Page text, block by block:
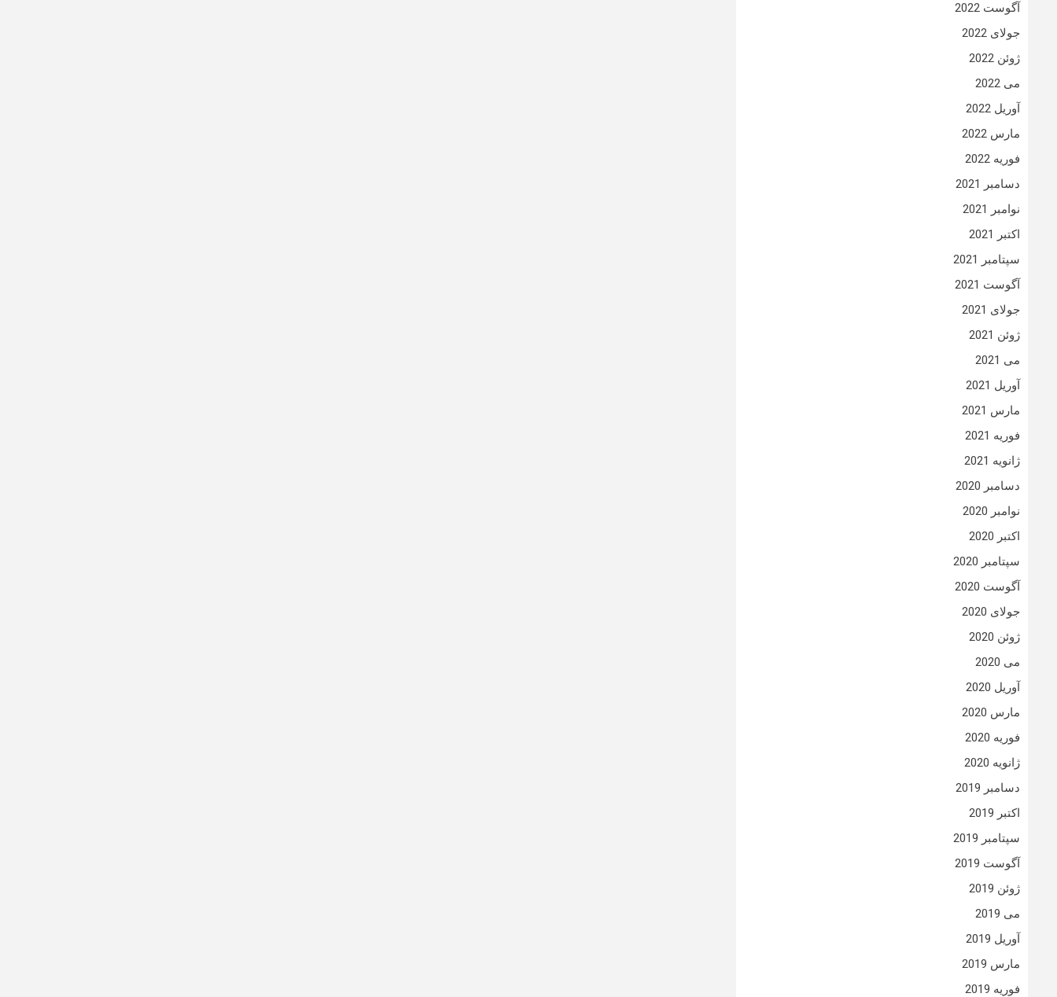
آگوست 2022
جولای 2022
ژوئن 2022
می 2022
آوریل 2022
مارس 2022
فوریه 2022
دسامبر 2021
نوامبر 2021
اکتبر 2021
سپتامبر 2021
آگوست 2021
جولای 2021
ژوئن 2021
می 2021
آوریل 2021
مارس 2021
فوریه 2021
ژانویه 2021
دسامبر 2020
نوامبر 2020
اکتبر 2020
سپتامبر 2020
آگوست 2020
جولای 2020
ژوئن 2020
می 2020
آوریل 2020
مارس 2020
فوریه 2020
ژانویه 2020
دسامبر 2019
اکتبر 2019
سپتامبر 2019
آگوست 2019
ژوئن 2019
می 2019
آوریل 2019
مارس 2019
فوریه 2019